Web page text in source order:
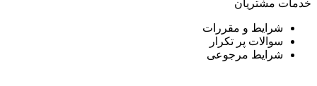
خدمات مشتریان
شرایط و مقررات
سوالات پر تکرار
شرایط مرجوعی